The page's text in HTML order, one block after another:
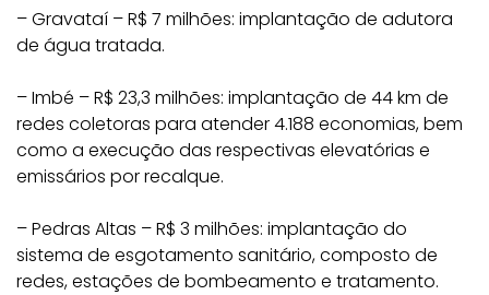
– Gravataí – R$ 7 milhões: implantação de adutora
de água tratada.
– Imbé – R$ 23,3 milhões: implantação de 44 km de
redes coletoras para atender 4.188 economias, bem
como a execução das respectivas elevatórias e
emissários por recalque.
– Pedras Altas – R$ 3 milhões: implantação do
sistema de esgotamento sanitário, composto de
redes, estações de bombeamento e tratamento.